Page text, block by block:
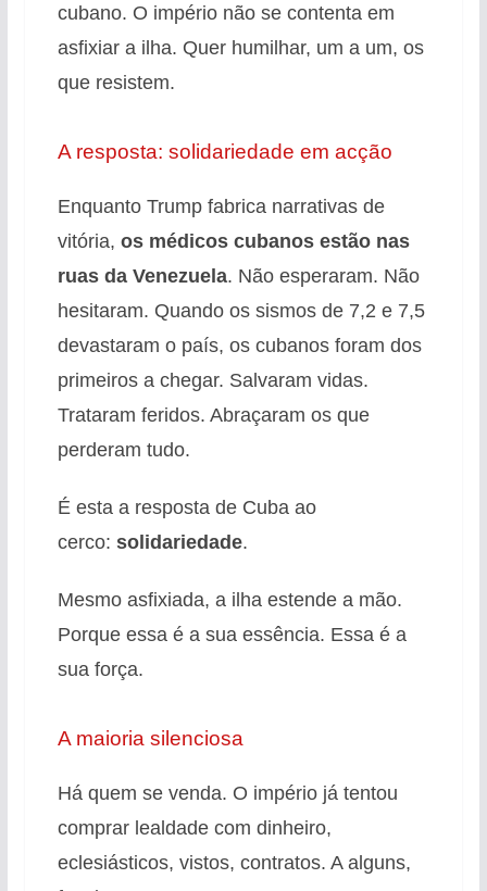
cubano. O império não se contenta em
asfixiar a ilha. Quer humilhar, um a um, os
que resistem.
A resposta: solidariedade em acção
Enquanto Trump fabrica narrativas de
vitória, os médicos cubanos estão nas
ruas da Venezuela. Não esperaram. Não
hesitaram. Quando os sismos de 7,2 e 7,5
devastaram o país, os cubanos foram dos
primeiros a chegar. Salvaram vidas.
Trataram feridos. Abraçaram os que
perderam tudo.
É esta a resposta de Cuba ao
cerco: solidariedade.
Mesmo asfixiada, a ilha estende a mão.
Porque essa é a sua essência. Essa é a
sua força.
A maioria silenciosa
Há quem se venda. O império já tentou
comprar lealdade com dinheiro,
eclesiásticos, vistos, contratos. A alguns,